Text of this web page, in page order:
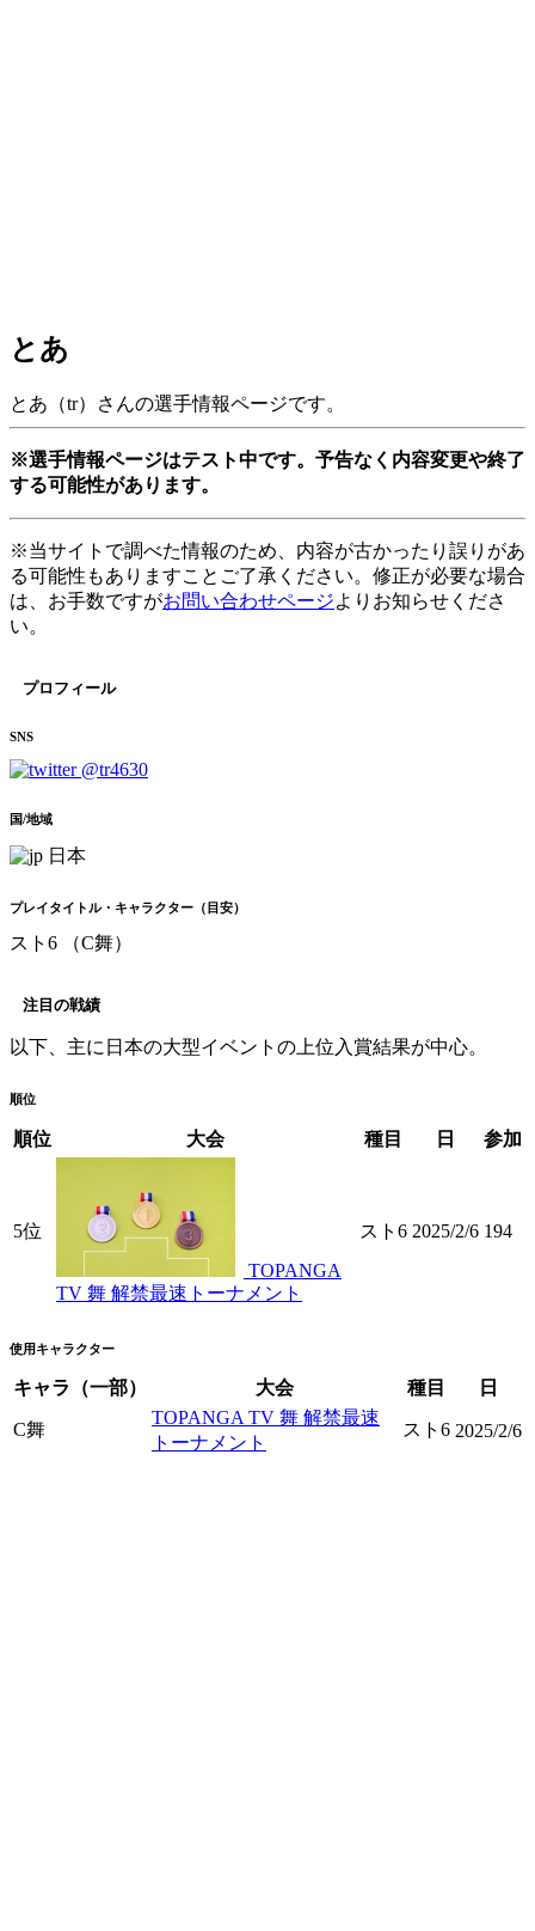
とあ
とあ（tr）さんの選手情報ページです。
※選手情報ページはテスト中です。予告なく内容変更や終了
する可能性があります。
※当サイトで調べた情報のため、内容が古かったり誤りがあ
る可能性もありますことご了承ください。修正が必要な場合
は、お手数ですがお問い合わせページよりお知らせくださ
い。
プロフィール
SNS
@tr4630
国/地域
日本
プレイタイトル・キャラクター（目安）
スト6 （C舞）
注目の戦績
以下、主に日本の大型イベントの上位入賞結果が中心。
順位
順位 大会 種目 日 参加
5位
TOPANGA
TV 舞 解禁最速トーナメント
スト6 2025/2/6 194
使用キャラクター
キャラ（一部） 大会 種目 日
C舞
TOPANGA TV 舞 解禁最速
トーナメント
スト6 2025/2/6